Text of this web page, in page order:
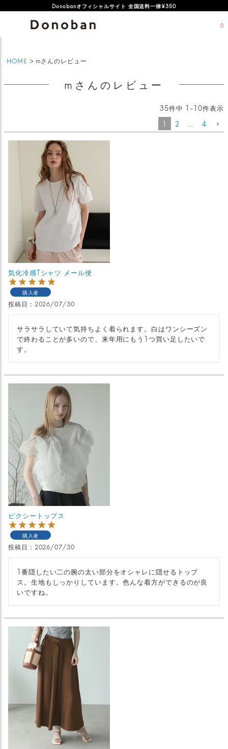
Donobanオフィシャルサイト 全国送料一律¥350
オフィシャルサイト新規会員登録特典 500ポイントプレゼント
0
HOME mさんのレビュー
mさんのレビュー
35件中 1 -10件表示
1
2 … 4
気化冷感Tシャツ メール便
購入者
投稿日 2026/07/30
サラサラしていて気持ちよく着られます。白はワンシーズン
で終わることが多いので、来年用にもう1つ買い足したいで
す。
ピクシートップス
購入者
投稿日 2026/07/30
1番隠したい二の腕の太い部分をオシャレに隠せるトップ
ス。生地もしっかりしています。色んな着方ができるのが良
いですね。